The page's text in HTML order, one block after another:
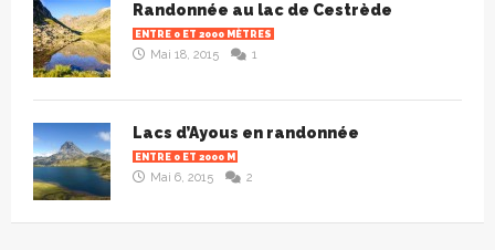
Randonnée au lac de Cestrède
ENTRE 0 ET 2000 MÈTRES
Mai 18, 2015 1
Lacs d’Ayous en randonnée
ENTRE 0 ET 2000 M
Mai 6, 2015 2